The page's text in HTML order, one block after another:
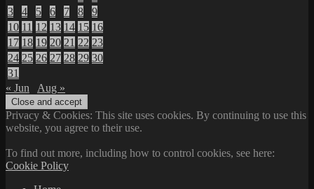
3
4 5 6 7 8
9
10 11 12 13 14 15 16
17 18 19 20 21 22 23
24 25 26 27 28 29 30
31
« Jun
Aug »
Privacy & Cookies: This site uses cookies. By continuing to use this
website, you agree to their use.
To find out more, including how to control cookies, see here:
Cookie Policy